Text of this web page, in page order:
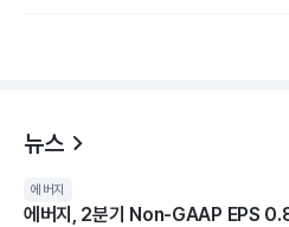
뉴스
에버지
에버지, 2분기 Non-GAAP EPS